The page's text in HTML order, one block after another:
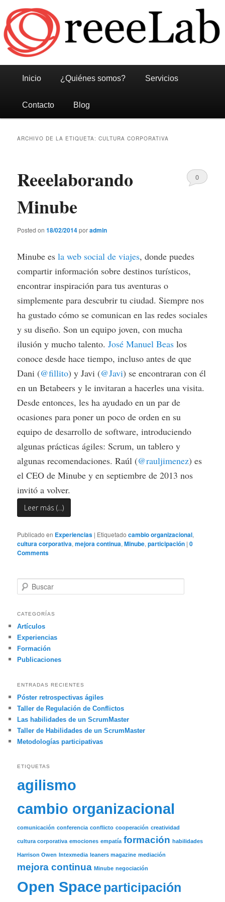
Reeelab
principal
Ir
contenido
principal
Ir
contenido
secundario
Inicio ¿Quiénes somos? Servicios
Contacto Blog
ARCHIVO DE LA ETIQUETA:CULTURA CORPORATIVA
Reeelaborando
Minube
Posted on18/02/2014poradmin
0
Minube esla web social de viajes, donde puedes
compartir información sobre destinos turísticos,
encontrar inspiración para tus aventuras o
simplemente para descubrir tu ciudad. Siempre nos
ha gustado cómo se comunican en las redes sociales
y su diseño. Son un equipo joven, con mucha
ilusión y mucho talento. José Manuel Beas los
conoce desde hace tiempo, incluso antes de que
Dani (@fillito) y Javi (@Javi) se encontraran con él
en un Betabeers y le invitaran a hacerles una visita.
Desde entonces, les ha ayudado en un par de
ocasiones para poner un poco de orden en su
equipo de desarrollo de software, introduciendo
algunas prácticas ágiles: Scrum, un tablero y
algunas recomendaciones. Raúl (@rauljimenez) es
el CEO de Minube y en septiembre de 2013 nos
invitó a volver.
Leer más (...)
Publicado en Experiencias | Etiquetado cambio organizacional,
cultura corporativa,mejora continua,Minube,participación |0
Comments
u
c
r
CATEGORÍAS
Artículos
Experiencias
Formación
Publicaciones
ENTRADAS RECIENTES
Póster retrospectivas ágiles
Taller de Regulación de Conflictos
Las habilidades de un ScrumMaster
Taller de Habilidades de un ScrumMaster
Metodologías participativas
ETIQUETAS
agilismo
cambio organizacional
comunicación conferencia conflicto cooperación creatividad
cultura corporativa emociones empatía formación habilidades
Harrison Owen Intexmedia leaners magazine mediación
mejora continua Minube negociación
Open Space participación